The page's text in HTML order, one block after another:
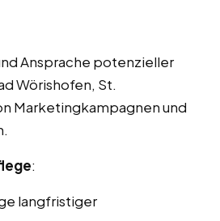
Ansprache potenzieller
Wörishofen, St.
Marketingkampagnen und
:
langfristiger